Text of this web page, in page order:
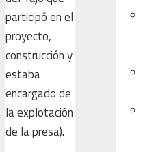
participó en el
proyecto,
construcción y
estaba
encargado de
la explotación
de la presa).